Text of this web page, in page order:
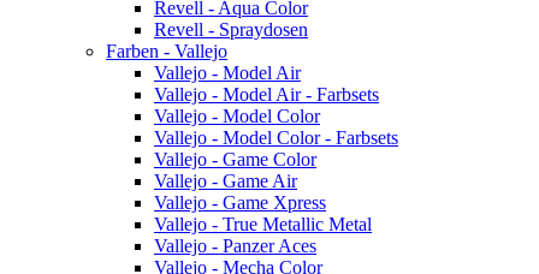
Revell - Aqua Color
Revell - Spraydosen
Farben - Vallejo
Vallejo - Model Air
Vallejo - Model Air - Farbsets
Vallejo - Model Color
Vallejo - Model Color - Farbsets
Vallejo - Game Color
Vallejo - Game Air
Vallejo - Game Xpress
Vallejo - True Metallic Metal
Vallejo - Panzer Aces
Vallejo - Mecha Color